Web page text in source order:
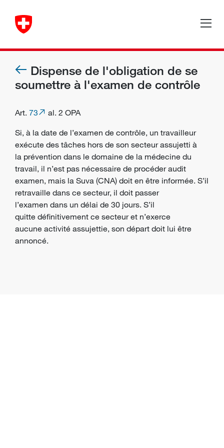
Dispense de l'obligation de se
soumettre à l'examen de contrôle
Art. 73
al. 2 OPA
Si, à la date de l’examen de contrôle, un travailleur
exécute des tâches hors de son secteur assujetti à
la prévention dans le domaine de la médecine du
travail, il n’est pas nécessaire de procéder audit
examen, mais la Suva (CNA) doit en être informée. S’il
retravaille dans ce secteur, il doit passer
l’examen dans un délai de 30 jours. S’il
quitte définitivement ce secteur et n’exerce
aucune activité assujettie, son départ doit lui être
annoncé.